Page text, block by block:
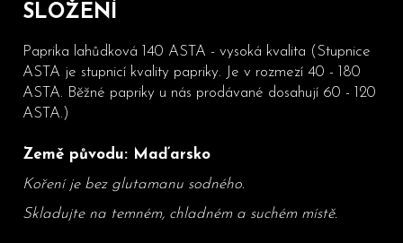
SLOŽENÍ
Paprika lahůdková 140 ASTA - vysoká kvalita (Stupnice
ASTA je stupnicí kvality papriky. Je v rozmezí 40 - 180
ASTA. Běžné papriky u nás prodávané dosahují 60 - 120
ASTA.)
Země původu: Maďarsko
Koření je bez glutamanu sodného.
Skladujte na temném, chladném a suchém místě.